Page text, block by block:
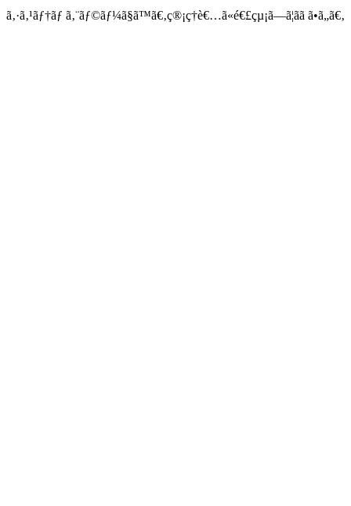
ã‚·ã‚¹ãƒ†ãƒ ã‚¨ãƒ©ãƒ¼ã§ã™ã€‚ç®¡ç†è€…ã«é€£çµ¡ã—ã¦ãã ã•ã„ã€‚